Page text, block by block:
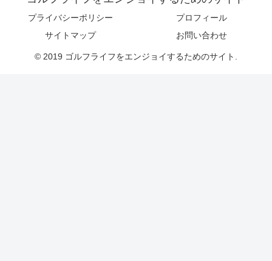
プライバシーポリシー
プロフィール
サイトマップ
お問い合わせ
© 2019 ゴルフライフをエンジョイするためのサイト.